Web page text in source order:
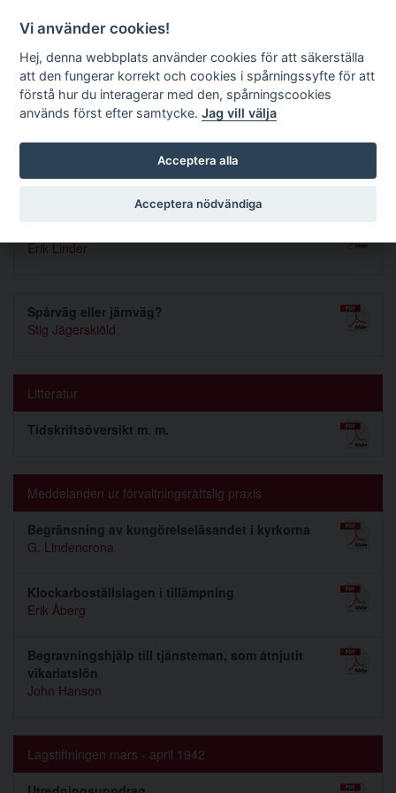
Förvaltningsrättslig tidskrift
Sök
Nummer 1942 3
Erik Linder
Spårväg eller järnväg?
Stig Jägerskiöld
Litteratur
Tidskriftsöversikt m. m.
Meddelanden ur förvaltningsrättslig praxis
Begränsning av kungörelseläsandet i kyrkorna
G. Lindencrona
Klockarboställslagen i tillämpning
Erik Åberg
Begravningshjälp till tjänsteman, som åtnjutit
vikariatslön
John Hanson
Lagstiftningen mars - april 1942
Vi använder cookies!
Hej, denna webbplats använder cookies för att säkerställa
att den fungerar korrekt och cookies i spårningssyfte för att
förstå hur du interagerar med den, spårningscookies
används först efter samtycke.Jag vill välja
Acceptera alla
Acceptera nödvändiga